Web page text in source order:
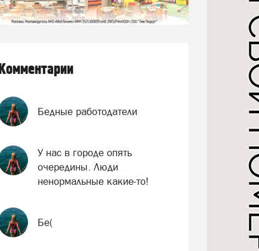
Бедные работодатели
У нас в городе опять
очередины. Люди
ненормальные какие-то!
Бе(